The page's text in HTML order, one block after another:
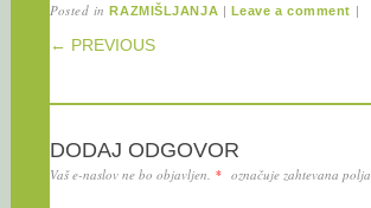
Posted inRAZMIŠLJANJA | Leave a comment |
POST NAVIGATION
← PREVIOUS
DODAJ ODGOVOR
Vaš e-naslov ne bo objavljen. * označuje zahtevana polja